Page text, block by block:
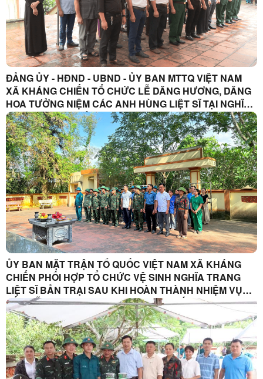
ĐẢNG ỦY - HĐND - UBND - ỦY BAN MTTQ VIỆT NAM
XÃ KHÁNG CHIẾN TỔ CHỨC LỄ DÂNG HƯƠNG, DÂNG
HOA TƯỞNG NIỆM CÁC ANH HÙNG LIỆT SĨ TẠI NGHĨA
TRANG LIỆT SĨ BẢN TRẠI
ỦY BAN MẶT TRẬN TỔ QUỐC VIỆT NAM XÃ KHÁNG
CHIẾN PHỐI HỢP TỔ CHỨC VỆ SINH NGHĨA TRANG
LIỆT SĨ BẢN TRẠI SAU KHI HOÀN THÀNH NHIỆM VỤ
LẤY MẪU XÁC ĐỊNH DANH TÍNH HÀI CỐT LIỆT SĨ